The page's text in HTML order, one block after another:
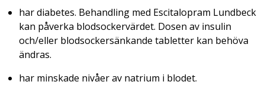
har diabetes. Behandling med Escitalopram Lundbeck
kan påverka blodsockervärdet. Dosen av insulin
och/eller blodsockersänkande tabletter kan behöva
ändras.
har minskade nivåer av natrium i blodet.